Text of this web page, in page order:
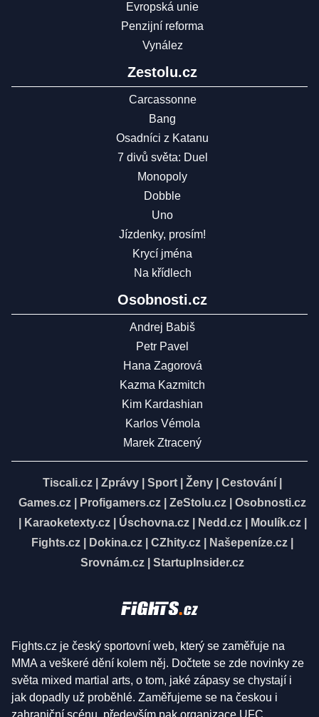
Evropská unie
Penzijní reforma
Vynález
Zestolu.cz
Carcassonne
Bang
Osadníci z Katanu
7 divů světa: Duel
Monopoly
Dobble
Uno
Jízdenky, prosím!
Krycí jména
Na křídlech
Osobnosti.cz
Andrej Babiš
Petr Pavel
Hana Zagorová
Kazma Kazmitch
Kim Kardashian
Karlos Vémola
Marek Ztracený
Tiscali.cz Zprávy Sport Ženy Cestování
Games.cz
Profigamers.cz ZeStolu.cz
Osobnosti.cz
Karaoketexty.cz| Úschovna.cz| Nedd.cz| Moulík.cz|
Fights.cz
Dokina.cz CZhity.cz Našepeníze.cz
Srovnám.cz
StartupInsider.cz
Fights.cz je český sportovní web, který se zaměřuje na
MMA a veškeré dění kolem něj. Dočtete se zde novinky ze
světa mixed martial arts, o tom, jaké zápasy se chystají i
jak dopadly už proběhlé. Zaměřujeme se na českou i
zahraniční scénu, především pak organizace UFC,